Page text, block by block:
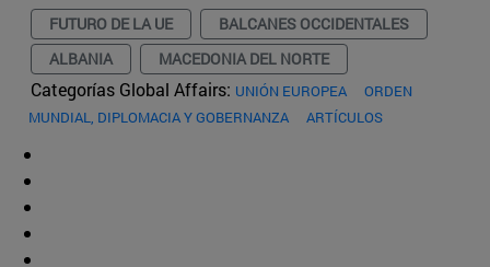
FUTURO DE LA UE
BALCANES OCCIDENTALES
ALBANIA
MACEDONIA DEL NORTE
Categorías Global Affairs: UNIÓN EUROPEA
ORDEN
MUNDIAL, DIPLOMACIA Y GOBERNANZA
ARTÍCULOS